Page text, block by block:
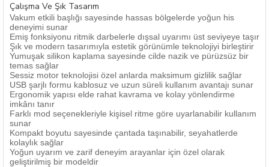
Çalışma Ve Şık Tasarım
Vakum etkili başlığı sayesinde hassas bölgelerde yoğun his
deneyimi sunar
Emiş fonksiyonu ritmik darbelerle dışsal uyarımı üst seviyeye taşır
Şık ve modern tasarımıyla estetik görünümle teknolojiyi birleştirir
Yumuşak silikon kaplama sayesinde cilde nazik ve pürüzsüz bir
temas sağlar
Sessiz motor teknolojisi özel anlarda maksimum gizlilik sağlar
USB şarjlı formu kablosuz ve uzun süreli kullanım avantajı sunar
Ergonomik yapısı elde rahat kavrama ve kolay yönlendirme
imkânı tanır
Farklı mod seçenekleriyle kişisel ritme göre uyarlanabilir kullanım
sunar
Kompakt boyutu sayesinde çantada taşınabilir, seyahatlerde
kolaylık sağlar
Yoğun uyarım ve zarif deneyim arayanlar için özel olarak
geliştirilmiş bir modeldir